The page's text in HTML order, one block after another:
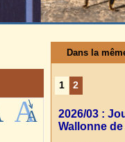
Dans la
1 2
2026/03 :
Wallonne de